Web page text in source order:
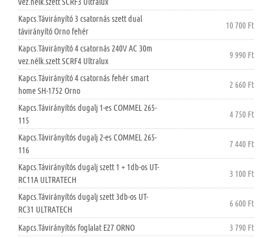
Kapcs.Távirányító 3 csatornás szett dual
távirányító Orno fehér
10 700 Ft
Kapcs.Távirányító 4 csatornás 240V AC 30m
vez.nélk.szett SCRF4 Ultralux
9 990 Ft
Kapcs.Távirányító 4 csatornás fehér smart
home SH-1752 Orno
2 660 Ft
Kapcs.Távirányítós dugalj 1-es COMMEL 265-
115
4 750 Ft
Kapcs.Távirányítós dugalj 2-es COMMEL 265-
116
7 440 Ft
Kapcs.Távirányítós dugalj szett 1 + 1db-os UT-
RC11A ULTRATECH
3 100 Ft
Kapcs.Távirányítós dugalj szett 3db-os UT-
RC31 ULTRATECH
6 600 Ft
Kapcs.Távirányítós foglalat E27 ORNO
3 790 Ft